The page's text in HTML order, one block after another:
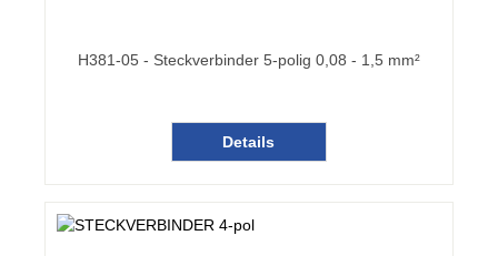
H381-05 - Steckverbinder 5-polig 0,08 - 1,5 mm²
Details